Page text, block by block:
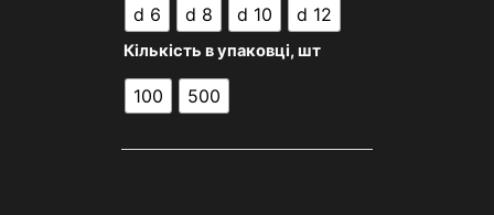
d 6 d 8 d 10 d 12
Кількість в упаковці, шт
100 500